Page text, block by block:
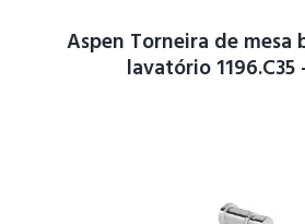
Aspen Torneira de mesa
lavatório 1196.C35